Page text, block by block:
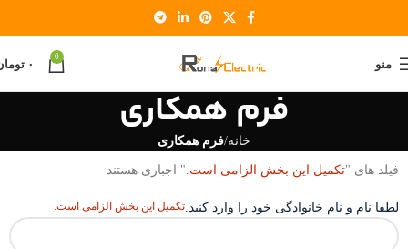
منو
0
۰
فرم همکاری
خانه فرم همکاری
فیلد های "تکمیل این بخش الزامی است." اجباری هستند
لطفا نام و نام خانوادگی خود را وارد کنید.تکمیل این بخش الزامی است.